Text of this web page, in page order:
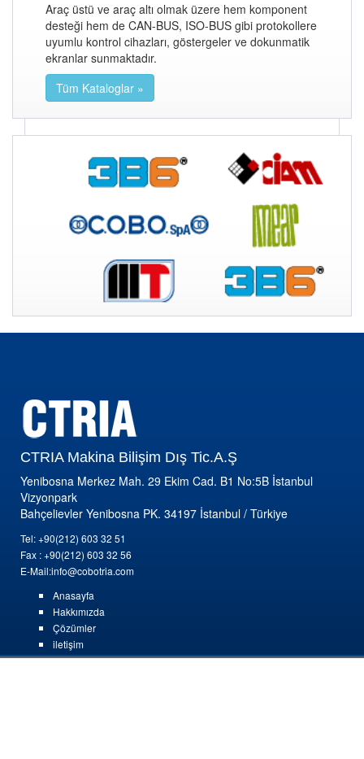
Kontrol Üniteleri
Direksiyon
Yeni Ürünler
Araç üstü ve araç altı olmak üzere hem komponent
desteği hem de CAN-BUS, ISO-BUS gibi protokollere
uyumlu kontrol cihazları, göstergeler ve dokunmatik
ekranlar sunmaktadır.
Tüm Kataloglar »
CTRIA Makina Bilişim Dış Tic.A.Ş
Yenibosna Merkez Mah. 29 Ekim Cad. B1 No:5B İstanbul
Vizyonpark
Bahçelievler Yenibosna PK. 34197 İstanbul / Türkiye
Tel: +90(212) 603 32 51
Fax : +90(212) 603 32 56
E-Mail:info@cobotria.com
Anasayfa
Hakkımızda
Çözümler
iletişim